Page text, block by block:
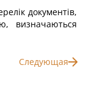
документів,
визначаються
Следующая